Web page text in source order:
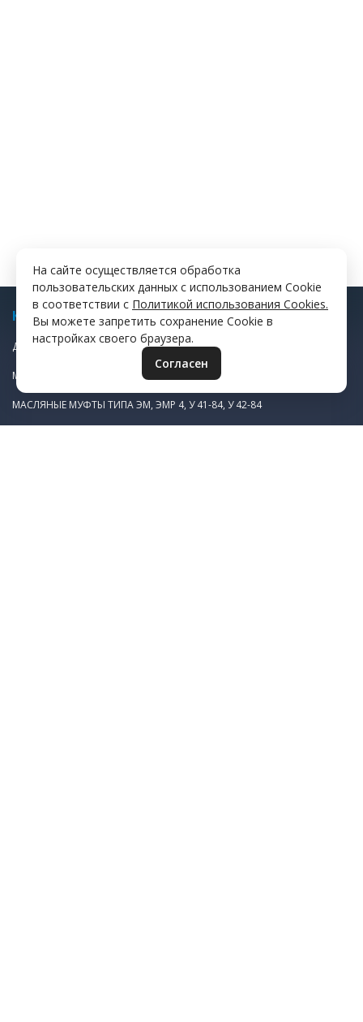
КАТАЛОГ
ДИСКИ ФРИКЦИОННЫЕ
МАСЛЯНАЯ ПУСКОВАЯ МУФТА ЭТМ 1Н983
МАСЛЯНЫЕ МУФТЫ ТИПА ЭМ, ЭМР 4, У 41-84, У 42-84
На сайте осуществляется обработка
пользовательских данных с использованием Cookie
в соответствии с Политикой использования Cookies.
Вы можете запретить сохранение Cookie в
настройках своего браузера.
Согласен